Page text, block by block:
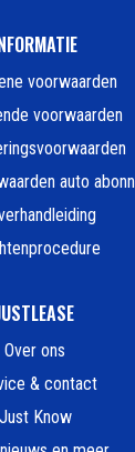
voorwaarden
voorwaarden
auto
Over ons
& contact
Just Know